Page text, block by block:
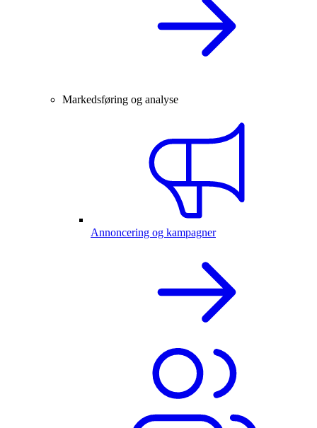
Markedsføring og analyse
Annoncering og kampagner